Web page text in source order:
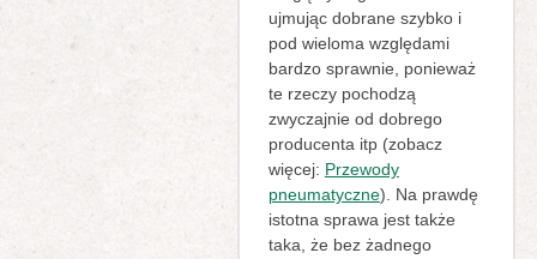
ujmując dobrane szybko i
pod wieloma względami
bardzo sprawnie, ponieważ
te rzeczy pochodzą
zwyczajnie od dobrego
producenta itp (zobacz
więcej: Przewody
pneumatyczne). Na prawdę
istotna sprawa jest także
taka, że bez żadnego